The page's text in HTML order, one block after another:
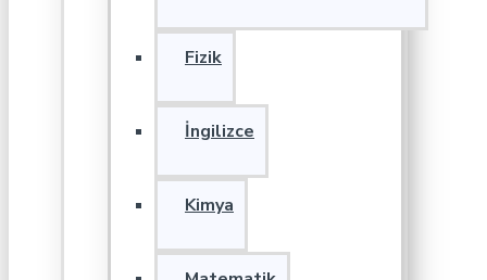
Fizik
İngilizce
Kimya